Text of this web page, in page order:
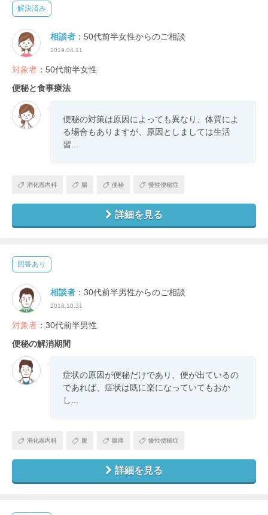
解決済み
相談者 ：50代前半女性からのご相談
2019.04.11
対象者 ：50代前半女性
便秘と食事療法
便秘の対策は原因によっても異なり、体質によ
る場合もありますが、原因としましては生活
習...
消化器内科 腸 便秘 慢性便秘症
詳細を見る
回答あり
相談者 ：30代前半男性からのご相談
2018.10.31
対象者 ：30代前半男性
便秘の解消期間
症状の原因が便秘だけであり、便が出ているの
であれば、症状は既に楽になっていてもおか
し...
消化器内科 腹 腹痛 慢性便秘症
詳細を見る